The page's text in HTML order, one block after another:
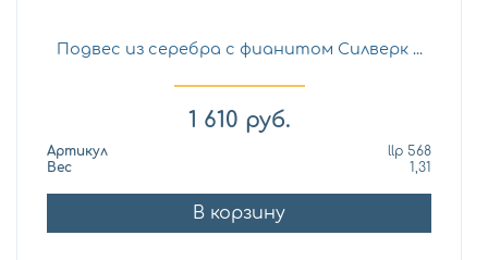
Подвес из серебра с фианитом Силверк ...
1 610 руб.
Артикул
llp 568
Вес
1,31
В корзину